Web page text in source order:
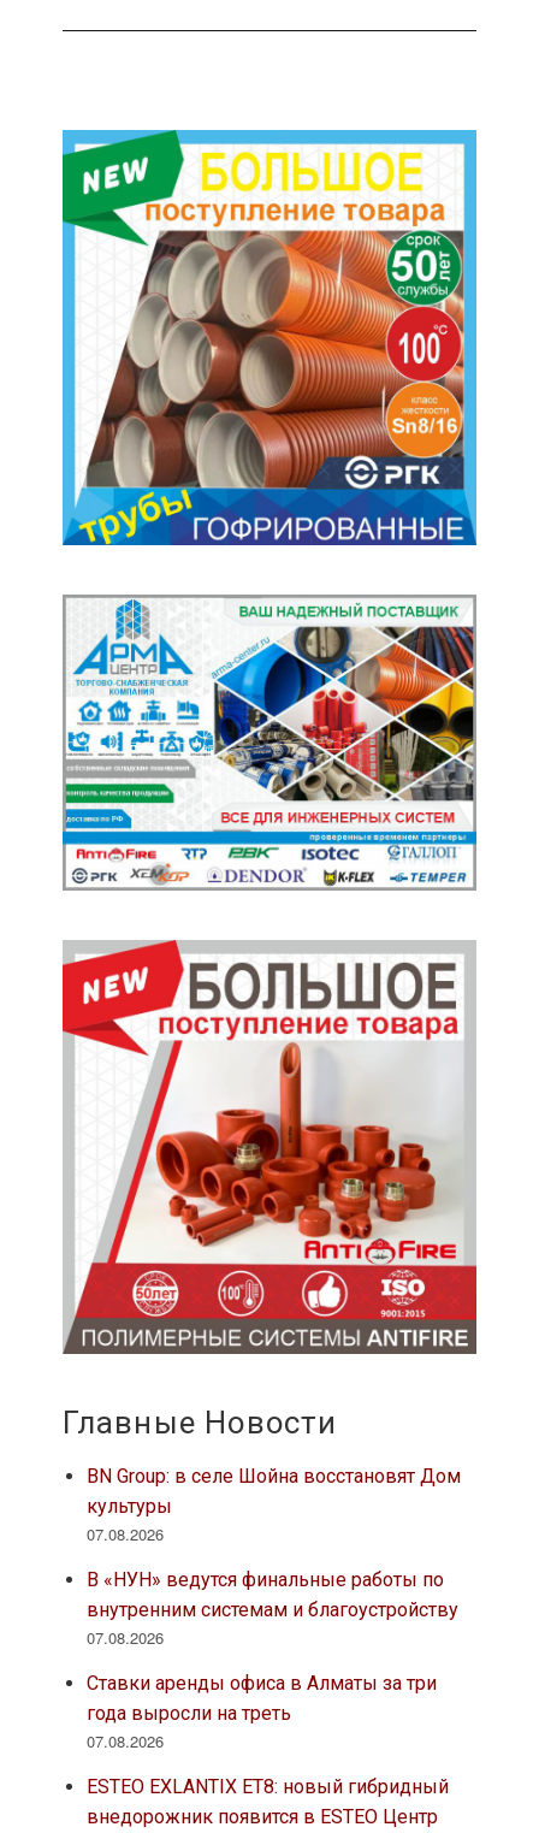
Главные Новости
BN Group: в селе Шойна восстановят Дом
культуры
07.08.2026
В «НУН» ведутся финальные работы по
внутренним системам и благоустройству
07.08.2026
Ставки аренды офиса в Алматы за три
года выросли на треть
07.08.2026
ESTEO EXLANTIX ET8: новый гибридный
внедорожник появится в ESTEO Центр